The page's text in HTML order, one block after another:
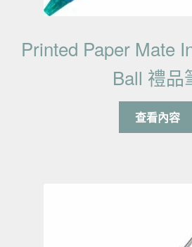
Printed Paper Mate
Ball 禮品
查看內容